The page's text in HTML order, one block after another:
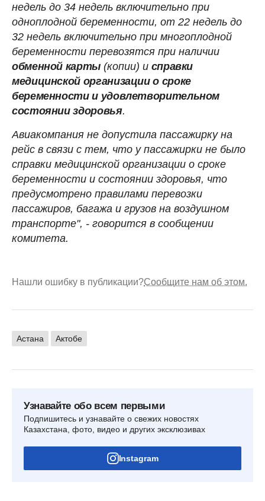
недель до 34 недель включительно при
одноплодной беременности, от 22 недель до
32 недель включительно при многоплодной
беременности перевозятся при наличии
обменной карты (копии) и справки
медицинской организации о сроке
беременности и удовлетворительном
состоянии здоровья.
Авиакомпания не допустила пассажирку на
рейс в связи с тем, что у пассажирки не было
справки медицинской организации о сроке
беременности и состоянии здоровья, что
предусмотрено правилами перевозки
пассажиров, багажа и грузов на воздушном
транспорте", - говорится в сообщении
комитета.
Нашли ошибку в публикации?Сообщите нам об этом.
Астана Актобе
Узнавайте обо всем первыми
Подпишитесь и узнавайте о свежих новостях
Казахстана, фото, видео и других эксклюзивах
Instagram